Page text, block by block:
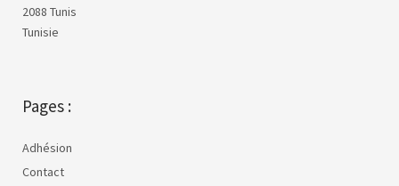
2088 Tunis
Tunisie
Pages :
Adhésion
Contact